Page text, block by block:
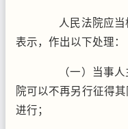
人民法院应当
表示，作出以下处理：
（一）当事人
院可以不再另行征得
进行；